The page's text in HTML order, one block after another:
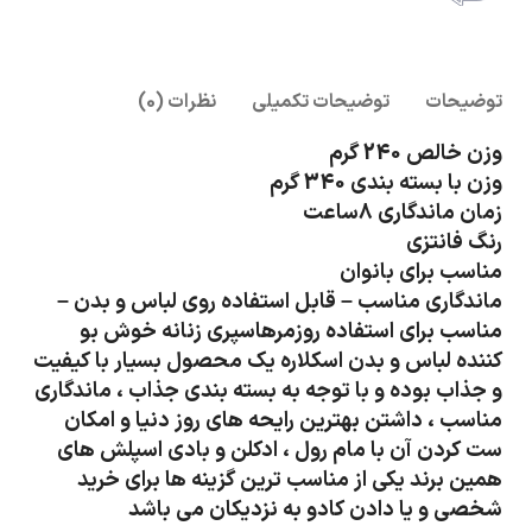
توضیحات توضیحات تکمیلی نظرات (0)
وزن خالص 240 گرم
وزن با بسته بندی 340 گرم
زمان ماندگاری 8ساعت
رنگ فانتزی
مناسب برای بانوان
ماندگاری مناسب – قابل استفاده روی لباس و بدن –
مناسب برای استفاده روزمرهاسپری زنانه خوش بو
کننده لباس و بدن اسکلاره یک محصول بسیار با کیفیت
و جذاب بوده و با توجه به بسته بندی جذاب ، ماندگاری
مناسب ، داشتن بهترین رایحه های روز دنیا و امکان
ست کردن آن با مام رول ، ادکلن و بادی اسپلش های
همین برند یکی از مناسب ترین گزینه ها برای خرید
شخصی و یا دادن کادو به نزدیکان می باشد